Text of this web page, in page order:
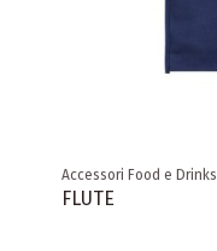
Accessori Food e Drinks
FLUTE